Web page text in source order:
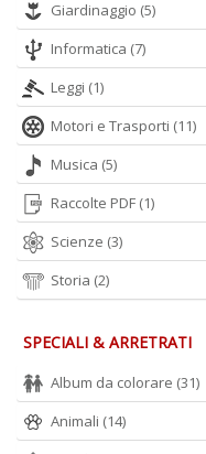
Giardinaggio (5)
Informatica (7)
Leggi (1)
Motori e Trasporti (11)
Musica (5)
Raccolte PDF (1)
Scienze (3)
Storia (2)
SPECIALI & ARRETRATI
Album da colorare (31)
Animali (14)